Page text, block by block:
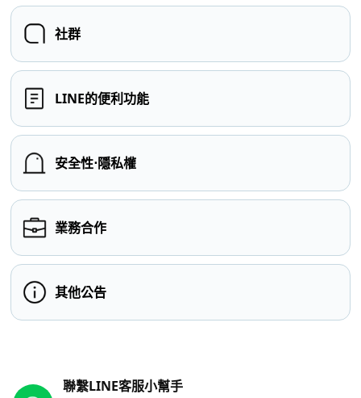
社群
LINE的便利功能
安全性⋅隱私權
業務合作
其他公告
聯繫LINE客服小幫手